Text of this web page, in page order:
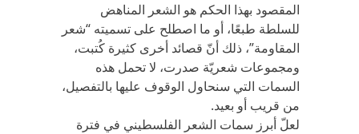
المقصود بهذا الحكم هو الشعر المناهض
للسلطة طبعًا، أو ما اصطلح على تسميته “شعر
المقاومة”، ذلك أنّ قصائد أخرى كثيرة كُتبت،
ومجموعات شعريّة صدرت، لا تحمل هذه
السمات التي سنحاول الوقوف عليها بالتفصيل،
من قريب أو بعيد.
لعلّ أبرز سمات الشعر الفلسطيني في فترة